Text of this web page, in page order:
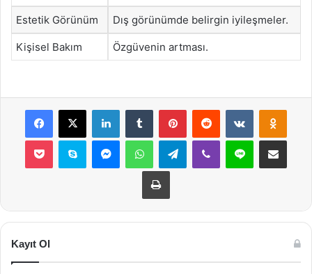
Estetik Görünüm Dış görünümde belirgin iyileşmeler.
Kişisel Bakım Özgüvenin artması.
Facebook
X LinkedInTumblr PinterestReddit VKontakte
Pocket Skype MessengerWhatsAppTelegramViber Line E-Posta ile
Yazdır
Kayıt Ol